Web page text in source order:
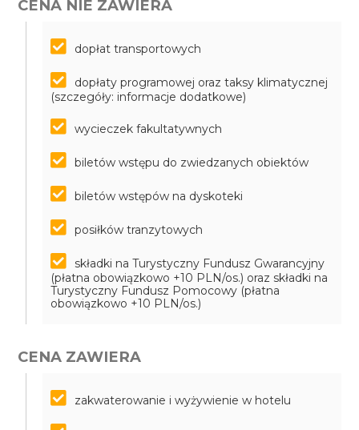
CENA NIE ZAWIERA
dopłat transportowych
dopłaty programowej oraz taksy klimatycznej
(szczegóły: informacje dodatkowe)
wycieczek fakultatywnych
biletów wstępu do zwiedzanych obiektów
biletów wstępów na dyskoteki
posiłków tranzytowych
składki na Turystyczny Fundusz Gwarancyjny
(płatna obowiązkowo +10 PLN/os.) oraz składki na
Turystyczny Fundusz Pomocowy (płatna
obowiązkowo +10 PLN/os.)
CENA ZAWIERA
zakwaterowanie i wyżywienie w hotelu